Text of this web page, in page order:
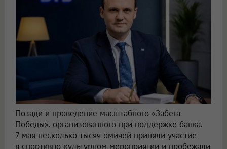
Позади и проведение масштабного «Забега
Победы», организованного при поддержке банка.
7 мая несколько тысяч омичей приняли участие
в спортивно-культурном мероприятии и пробежали